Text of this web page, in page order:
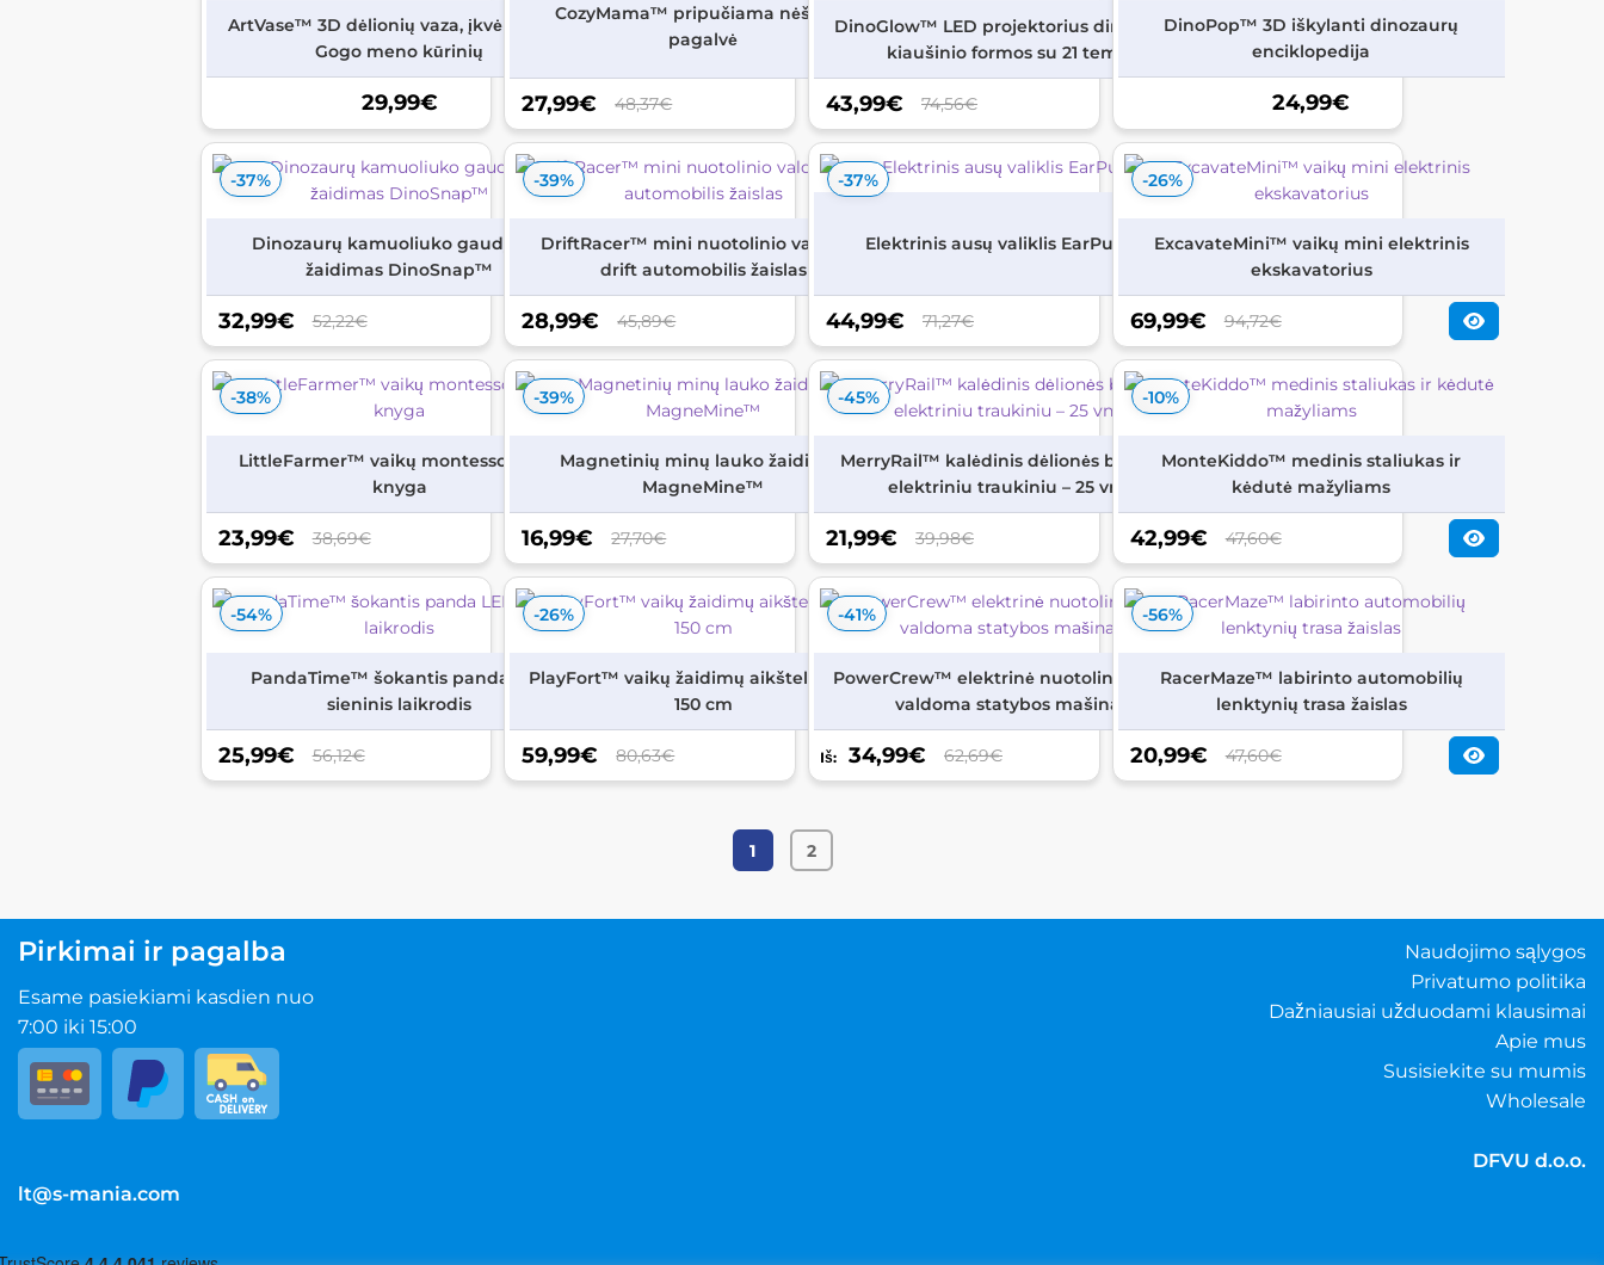
ArtVase™ 3D dėlionių vaza, įkvėpta Van
Gogo meno kūrinių
29,99€
CozyMama™ pripučiama nėščiųjų
pagalvė
27,99€ 48,37€
DinoGlow™ LED projektorius dinozauro
kiaušinio formos su 21 tema
43,99€ 74,56€
DinoPop™ 3D iškylanti dinozaurų
enciklopedija
24,99€
Dinozaurų kamuoliuko gaudyklės
žaidimas DinoSnap™
32,99€ 52,22€
-37%
DriftRacer™ mini nuotolinio valdymo
drift automobilis žaislas
28,99€ 45,89€
-39%
Elektrinis ausų valiklis EarPure™
44,99€ 71,27€
-37%
ExcavateMini™ vaikų mini elektrinis
ekskavatorius
69,99€ 94,72€
-26%
LittleFarmer™ vaikų montessori ūkio
knyga
23,99€ 38,69€
-38%
Magnetinių minų lauko žaidimas
MagneMine™
16,99€ 27,70€
-39%
MerryRail™ kalėdinis dėlionės bėgis su
elektriniu traukiniu – 25 vnt
21,99€ 39,98€
-45%
MonteKiddo™ medinis staliukas ir
kėdutė mažyliams
42,99€ 47,60€
-10%
PandaTime™ šokantis panda LED
sieninis laikrodis
25,99€ 56,12€
-54%
PlayFort™ vaikų žaidimų aikštelė – 180 x
150 cm
59,99€ 80,63€
-26%
PowerCrew™ elektrinė nuotoliniu būdu
valdoma statybos mašina
Iš: 34,99€ 62,69€
-41%
RacerMaze™ labirinto automobilių
lenktynių trasa žaislas
20,99€ 47,60€
-56%
1 2
Pirkimai ir pagalba
Esame pasiekiami kasdien nuo
7:00 iki 15:00
lt@s-mania.com
Naudojimo sąlygos
Privatumo politika
Dažniausiai užduodami klausimai
Apie mus
Susisiekite su mumis
Wholesale
DFVU d.o.o.